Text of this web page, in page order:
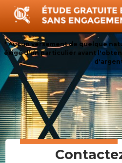
* Aucun versement de quelque
éxigé d'un particulier avant